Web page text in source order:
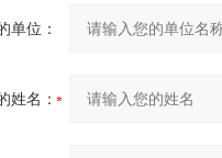
单位：
姓名：